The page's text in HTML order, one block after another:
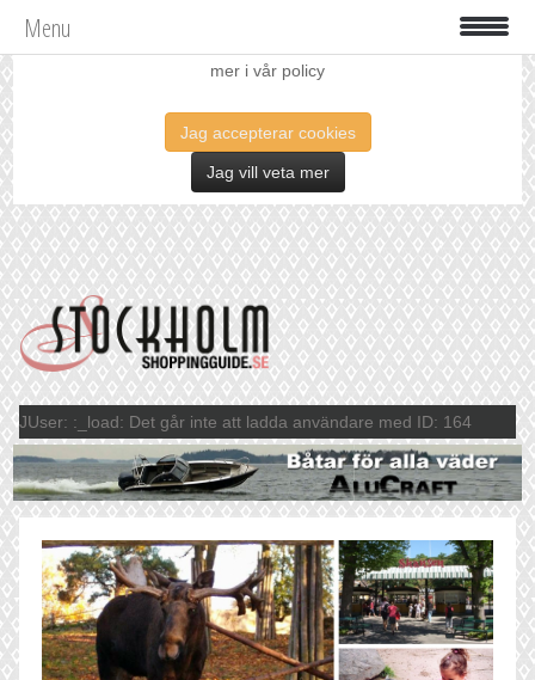
Vi använder oss av cookies för att förbättra din upplevelse. Läs
mer i vår policy
Jag accepterar cookies
Jag vill veta mer
Menu
JUser: :_load: Det går inte att ladda användare med ID: 164